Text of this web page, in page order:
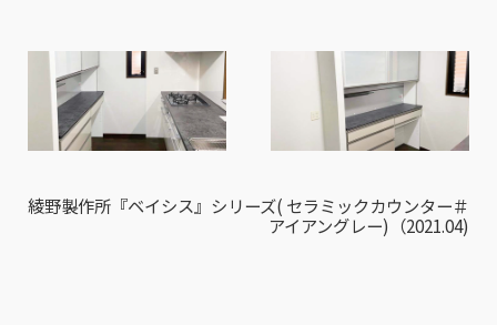
綾野製作所『ベイシス』シリーズ( セラミックカウンター＃
アイアングレー)（2021.04)